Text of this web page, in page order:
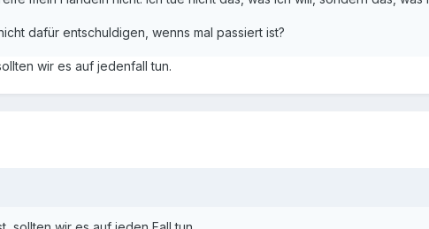
dafür entschuldigen, wenns mal passiert ist?
wir es auf jedenfall tun.